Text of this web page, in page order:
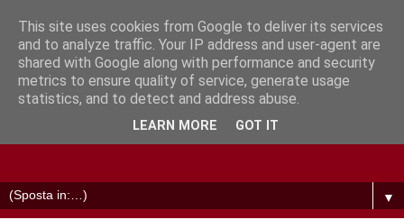
▼
This site uses cookies from Google to deliver its services
and to analyze traffic. Your IP address and user-agent are
shared with Google along with performance and security
metrics to ensure quality of service, generate usage
statistics, and to detect and address abuse.
LEARN MORE GOT IT